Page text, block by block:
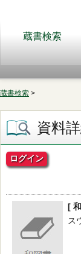
蔵書検索
蔵書検索 >
資料
ログイン
[
ス